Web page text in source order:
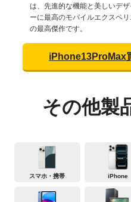
は、先進的な機能と美しいデ
ーに最高のモバイルエクスペ
の最高傑作です。
iPhone13ProMax
その他製
スマホ・携帯 iPhone